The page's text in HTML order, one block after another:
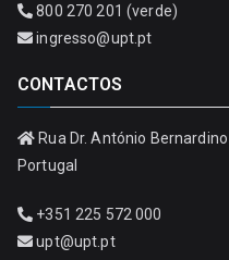
800 270 201 (verde)
ingresso@upt.pt
CONTACTOS
Rua Dr. António
Portugal
+351 225 572 000
upt@upt.pt